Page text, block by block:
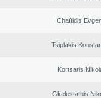
Chaïtidis
Tsiplakis
Kortsaris
Gkelestathis